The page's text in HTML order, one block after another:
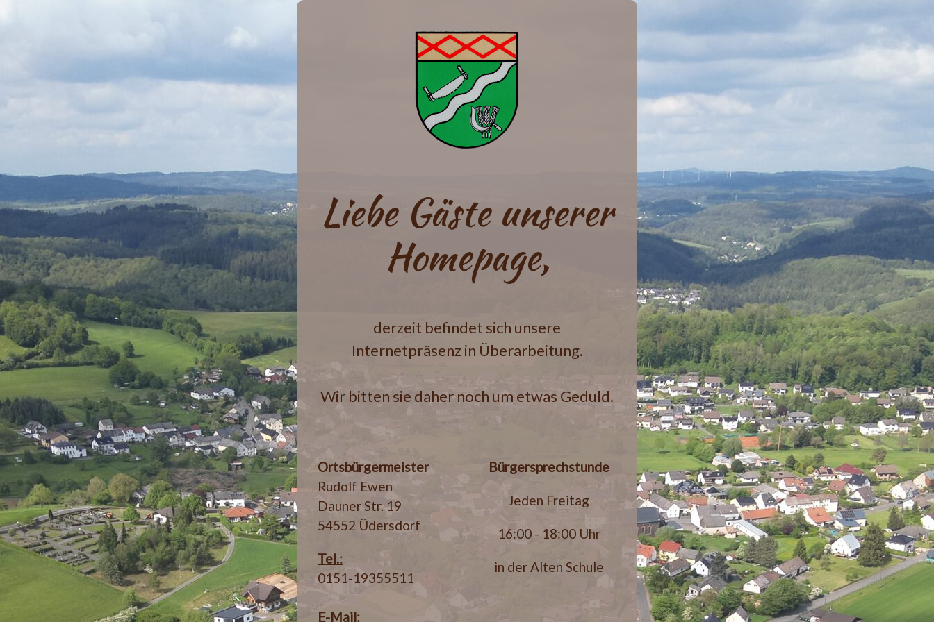
Liebe Gäste unserer
Homepage,
derzeit befindet sich unsere
Internetpräsenz in Überarbeitung.
Wir bitten sie daher noch um etwas Geduld.
Ortsbürgermeister
Rudolf Ewen
Dauner Str. 19
54552 Üdersdorf
Tel.:
0151-19355511
E-Mail:
Bürgersprechstunde
Jeden Freitag
16:00 - 18:00 Uhr
in der Alten Schule